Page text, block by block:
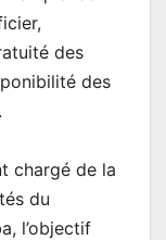
des
des
chargé de la
du
l’objectif